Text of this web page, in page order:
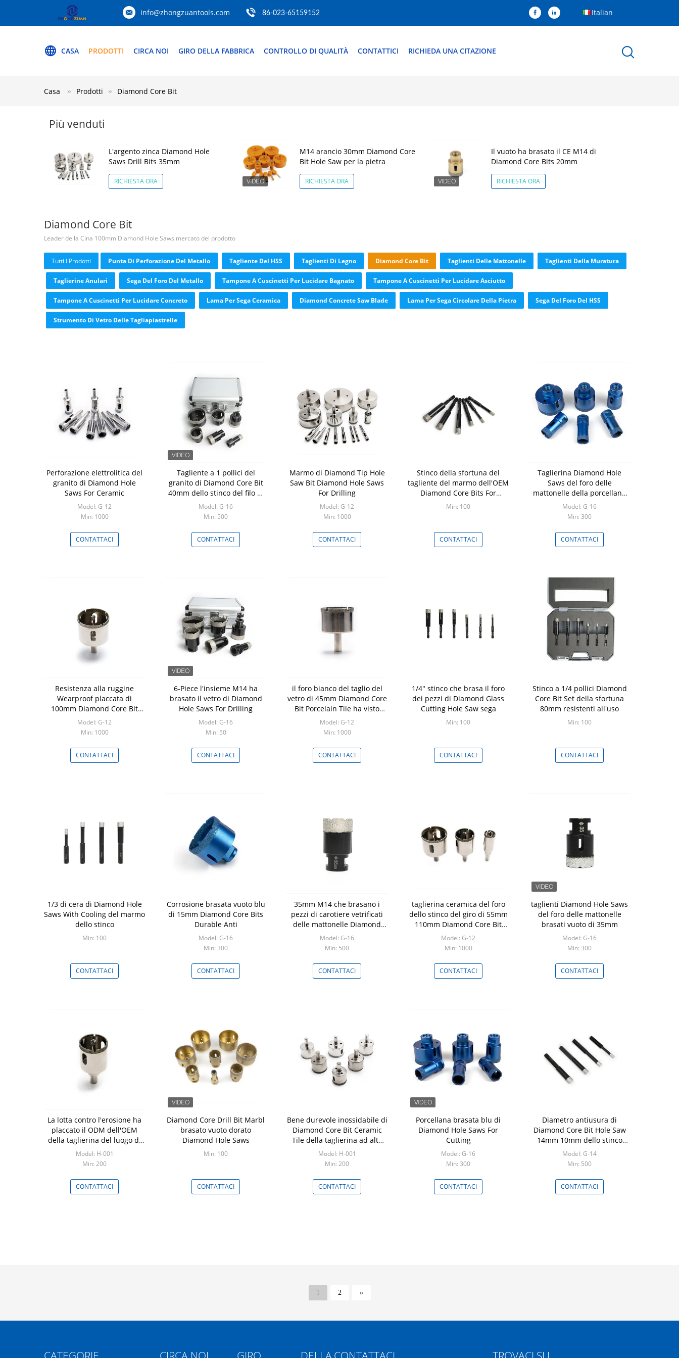
info@zhongzuantools.com 86-023-65159152 Italian
CASA PRODOTTI CIRCA NOI GIRO DELLA FABBRICA CONTROLLO DI QUALITÀ CONTATTICI RICHIEDA UNA CITAZIONE
Casa Prodotti Diamond Core Bit
Più venduti
L'argento zinca Diamond Hole
Saws Drill Bits 35mm
RICHIESTA ORA
M14 arancio 30mm Diamond Core
Bit Hole Saw per la pietra
RICHIESTA ORA
Il vuoto ha brasato il CE M14 di
Diamond Core Bits 20mm
RICHIESTA ORA
Diamond Core Bit
Leader della Cina 100mm Diamond Hole Saws mercato del prodotto
Tutti I Prodotti Punta Di Perforazione Del Metallo Tagliente Del HSS Taglienti Di Legno Diamond Core Bit Taglienti Delle Mattonelle Taglienti Della Muratura
Taglierine Anulari Sega Del Foro Del Metallo Tampone A Cuscinetti Per Lucidare Bagnato Tampone A Cuscinetti Per Lucidare Asciutto
Tampone A Cuscinetti Per Lucidare Concreto Lama Per Sega Ceramica Diamond Concrete Saw Blade Lama Per Sega Circolare Della Pietra Sega Del Foro Del HSS
Strumento Di Vetro Delle Tagliapiastrelle
Perforazione elettrolitica del
granito di Diamond Hole
Saws For Ceramic
Model: G-12
Min: 1000
CONTATTACI
Tagliente a 1 pollici del
granito di Diamond Core Bit
40mm dello stinco del filo di
vuoto M14
Model: G-16
Min: 500
CONTATTACI
Marmo di Diamond Tip Hole
Saw Bit Diamond Hole Saws
For Drilling
Model: G-12
Min: 1000
CONTATTACI
Stinco della sfortuna del
tagliente del marmo dell'OEM
Diamond Core Bits For
Granite
Min: 100
CONTATTACI
Taglierina Diamond Hole
Saws del foro delle
mattonelle della porcellana
dello stinco del filo M14
Model: G-16
Min: 300
CONTATTACI
Resistenza alla ruggine
Wearproof placcata di
100mm Diamond Core Bit
Hole Saw
Model: G-12
Min: 1000
CONTATTACI
6-Piece l'insieme M14 ha
brasato il vetro di Diamond
Hole Saws For Drilling
Model: G-16
Min: 50
CONTATTACI
il foro bianco del taglio del
vetro di 45mm Diamond Core
Bit Porcelain Tile ha visto
l'OEM dei pezzi
Model: G-12
Min: 1000
CONTATTACI
1/4" stinco che brasa il foro
dei pezzi di Diamond Glass
Cutting Hole Saw sega
Min: 100
CONTATTACI
Stinco a 1/4 pollici Diamond
Core Bit Set della sfortuna
80mm resistenti all'uso
Min: 100
CONTATTACI
1/3 di cera di Diamond Hole
Saws With Cooling del marmo
dello stinco
Min: 100
CONTATTACI
Corrosione brasata vuoto blu
di 15mm Diamond Core Bits
Durable Anti
Model: G-16
Min: 300
CONTATTACI
35mm M14 che brasano i
pezzi di carotiere vetrificati
delle mattonelle Diamond
Hole Saws
Model: G-16
Min: 500
CONTATTACI
taglierina ceramica del foro
dello stinco del giro di 55mm
110mm Diamond Core Bit
Hole Saws
Model: G-12
Min: 1000
CONTATTACI
taglienti Diamond Hole Saws
del foro delle mattonelle
brasati vuoto di 35mm
Model: G-16
Min: 300
CONTATTACI
La lotta contro l'erosione ha
placcato il ODM dell'OEM
della taglierina del luogo di
perforazione di Diamond
Core Bit Porcelain Tile
Model: H-001
Min: 200
CONTATTACI
Diamond Core Drill Bit Marbl
brasato vuoto dorato
Diamond Hole Saws
Min: 100
CONTATTACI
Bene durevole inossidabile di
Diamond Core Bit Ceramic
Tile della taglierina ad alta
resistenza del foro
Model: H-001
Min: 200
CONTATTACI
Porcellana brasata blu di
Diamond Hole Saws For
Cutting
Model: G-16
Min: 300
CONTATTACI
Diametro antiusura di
Diamond Core Bit Hole Saw
14mm 10mm dello stinco
della sfortuna
Model: G-14
Min: 500
CONTATTACI
1 2 »